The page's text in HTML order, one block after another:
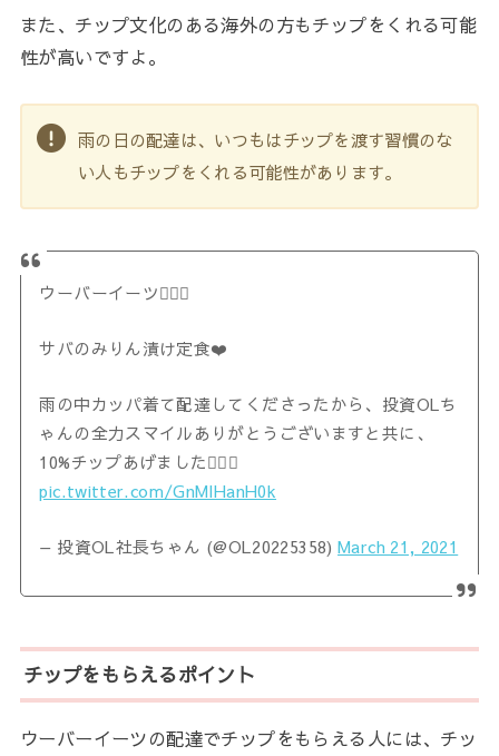
また、チップ文化のある海外の方もチップをくれる可能
性が高いですよ。
雨の日の配達は、いつもはチップを渡す習慣のな
い人もチップをくれる可能性があります。
ウーバーイーツ🚴‍♀️✨
サバのみりん漬け定食❤️
雨の中カッパ着て配達してくださったから、投資OLち
ゃんの全力スマイルありがとうございますと共に、
10%チップあげました🙋‍♀️✨
pic.twitter.com/GnMlHanH0k
— 投資OL社長ちゃん (@OL20225358)March 21, 2021
チップをもらえるポイント
ウーバーイーツの配達でチップをもらえる人には、チッ